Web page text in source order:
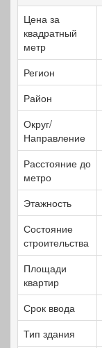
Цена за
квадратный
метр
Регион
Район
Округ/
Направление
Расстояние до
метро
Этажность
Состояние
строительства
Площади
квартир
Срок ввода
Тип здания